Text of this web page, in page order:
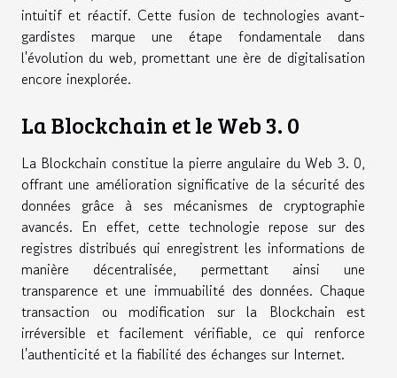
intuitif et réactif. Cette fusion de technologies avant-
gardistes marque une étape fondamentale dans
l'évolution du web, promettant une ère de digitalisation
encore inexplorée.
La Blockchain et le Web 3. 0
La Blockchain constitue la pierre angulaire du Web 3. 0,
offrant une amélioration significative de la sécurité des
données grâce à ses mécanismes de cryptographie
avancés. En effet, cette technologie repose sur des
registres distribués qui enregistrent les informations de
manière décentralisée, permettant ainsi une
transparence et une immuabilité des données. Chaque
transaction ou modification sur la Blockchain est
irréversible et facilement vérifiable, ce qui renforce
l'authenticité et la fiabilité des échanges sur Internet.